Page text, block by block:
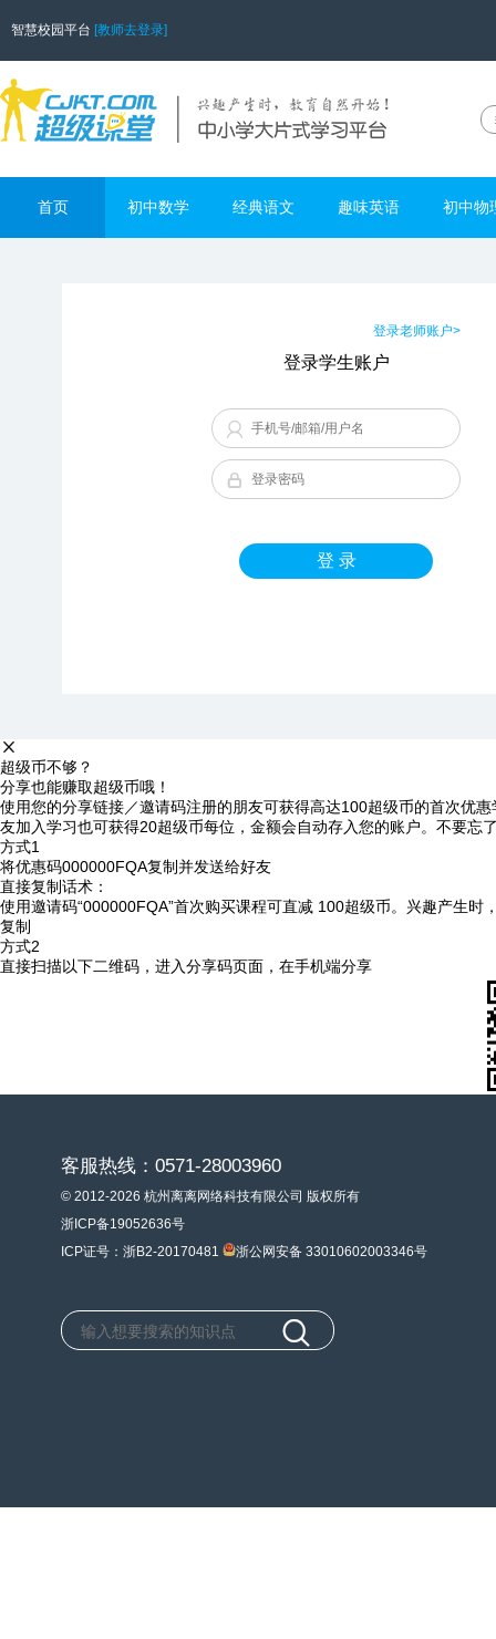
智慧校园平台 [教师去登录]
首页 初中数学 经典语文 趣味英语 初中物
登录老师账户>
登录学生账户
登 录
超级币不够？
分享也能赚取超级币哦！
使用您的分享链接／邀请码注册的朋友可获得高达100超级币的首次优
友加入学习也可获得20超级币每位，金额会自动存入您的账户。不要忘
方式1
将优惠码000000FQA复制并发送给好友
直接复制话术：
使用邀请码“000000FQA”首次购买课程可直减 100超级币。兴趣产生时
复制
方式2
直接扫描以下二维码，进入分享码页面，在手机端分享
客服热线：0571-28003960
© 2012-2026 杭州离离网络科技有限公司 版权所有
浙ICP备19052636号
ICP证号：浙B2-20170481
浙公网安备 33010602003346号